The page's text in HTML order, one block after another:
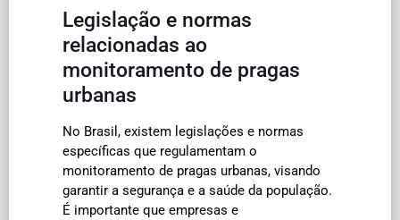
Legislação e normas
relacionadas ao
monitoramento de pragas
urbanas
No Brasil, existem legislações e normas
específicas que regulamentam o
monitoramento de pragas urbanas, visando
garantir a segurança e a saúde da população.
É importante que empresas e